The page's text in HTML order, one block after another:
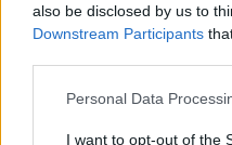
also be disclosed by us to
Downstream Participants
Personal Data
I want to opt-out of the
ARTIGOS